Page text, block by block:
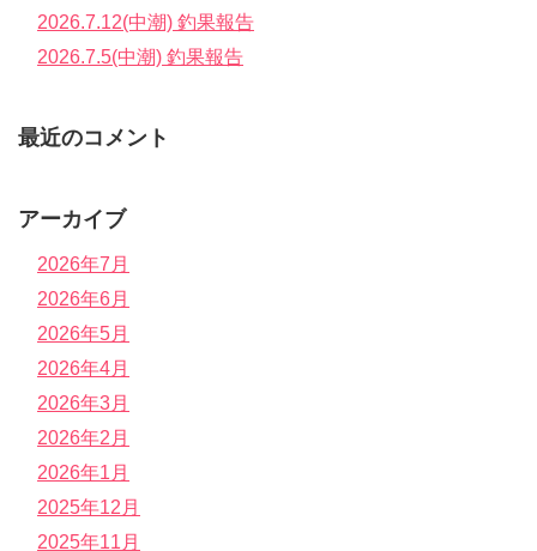
2026.7.12(中潮) 釣果報告
2026.7.5(中潮) 釣果報告
最近のコメント
アーカイブ
2026年7月
2026年6月
2026年5月
2026年4月
2026年3月
2026年2月
2026年1月
2025年12月
2025年11月